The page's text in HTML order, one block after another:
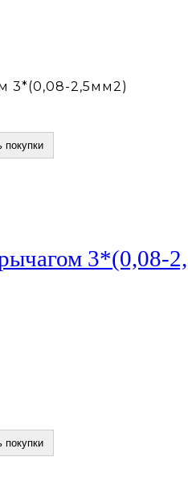
3*(0,08-2,5мм2)
покупки
3*(0,08-
покупки